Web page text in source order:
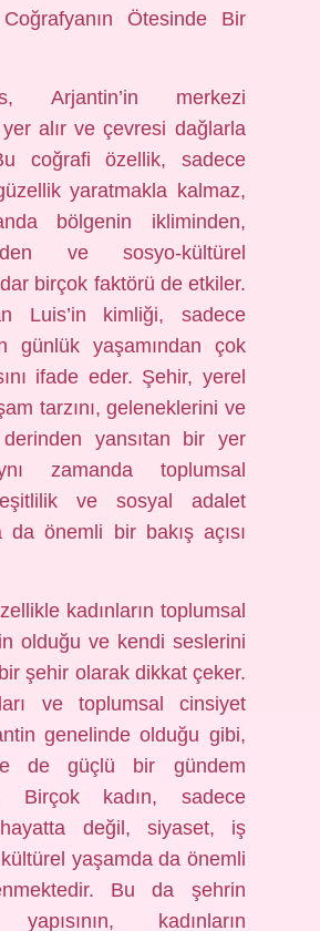
Ötesinde Bir
Arjantin’in merkezi
alır ve çevresi dağlarla
coğrafi özellik, sadece
yaratmakla kalmaz,
bölgenin ikliminden,
ve sosyo-kültürel
birçok faktörü de etkiler.
Luis’in kimliği, sadece
günlük yaşamından çok
ifade eder. Şehir, yerel
tarzını, geleneklerini ve
yansıtan bir yer
zamanda toplumsal
ve sosyal adalet
da önemli bir bakış açısı
kadınların toplumsal
olduğu ve kendi seslerini
şehir olarak dikkat çeker.
ve toplumsal cinsiyet
genelinde olduğu gibi,
de güçlü bir gündem
Birçok kadın, sadece
değil, siyaset, iş
yaşamda da önemli
Bu da şehrin
kadınların